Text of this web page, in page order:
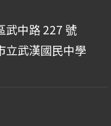
武中路 227 號
立武漢國民中學